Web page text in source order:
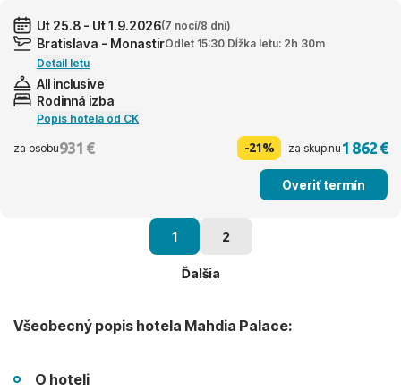
Ut 25.8 - Ut 1.9.2026(7 nocí/8 dní)
Bratislava - MonastirOdlet 15:30 Dĺžka letu: 2h 30m
Detail letu
All inclusive
Rodinná izba
Popis hotela od CK
za osobu931 € -21% za skupinu1 862 €
Overiť termín
1 2
Ďalšia
Všeobecný popis hotela Mahdia Palace:
O hoteli